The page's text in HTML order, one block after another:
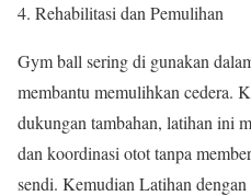
Rehabilitasi dan Pemulihan
Gym ball sering di gunakan
membantu memulihkan cedera.
dukungan tambahan, latihan ini
dan koordinasi otot tanpa
sendi. Kemudian Latihan